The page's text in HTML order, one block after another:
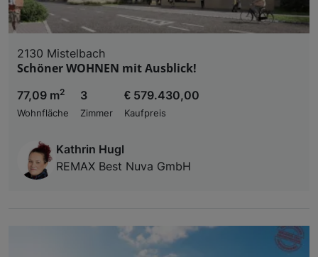
2130 Mistelbach
Schöner WOHNEN mit Ausblick!
77,09 m2
Wohnfläche
3
Zimmer
€ 579.430,00
Kaufpreis
Kathrin Hugl
REMAX Best Nuva GmbH